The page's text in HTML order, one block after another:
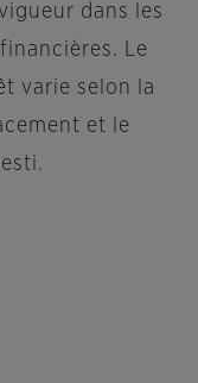
dans les
Le
varie selon la
et le